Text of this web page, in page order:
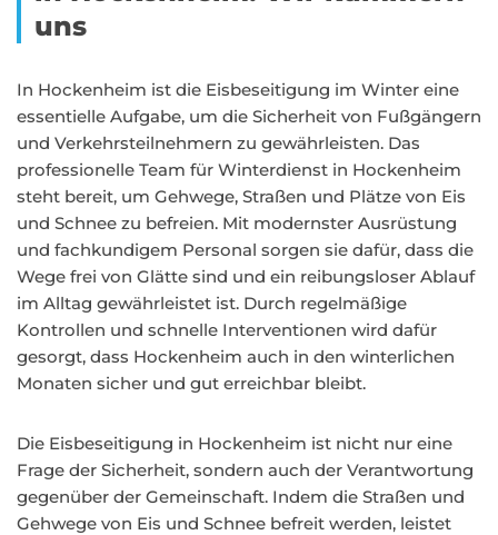
uns
In Hockenheim ist die Eisbeseitigung im Winter eine
essentielle Aufgabe, um die Sicherheit von Fußgängern
und Verkehrsteilnehmern zu gewährleisten. Das
professionelle Team für Winterdienst in Hockenheim
steht bereit, um Gehwege, Straßen und Plätze von Eis
und Schnee zu befreien. Mit modernster Ausrüstung
und fachkundigem Personal sorgen sie dafür, dass die
Wege frei von Glätte sind und ein reibungsloser Ablauf
im Alltag gewährleistet ist. Durch regelmäßige
Kontrollen und schnelle Interventionen wird dafür
gesorgt, dass Hockenheim auch in den winterlichen
Monaten sicher und gut erreichbar bleibt.
Die Eisbeseitigung in Hockenheim ist nicht nur eine
Frage der Sicherheit, sondern auch der Verantwortung
gegenüber der Gemeinschaft. Indem die Straßen und
Gehwege von Eis und Schnee befreit werden, leistet